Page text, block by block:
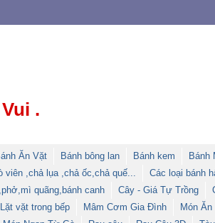
.
Ăn Vặt Bánh bông lan Bánh kem
Bánh
viên ,chả lụa ,chả ốc,chả quế...
Các loại bánh
quãng,bánh canh
Cây - Giá Tự Trồng
Lặt vặt trong bếp Mâm Cơm Gia Đình
Món Ăn